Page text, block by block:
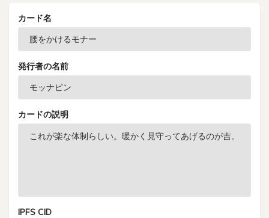
カード名
発行者の名前
カードの説明
IPFS CID